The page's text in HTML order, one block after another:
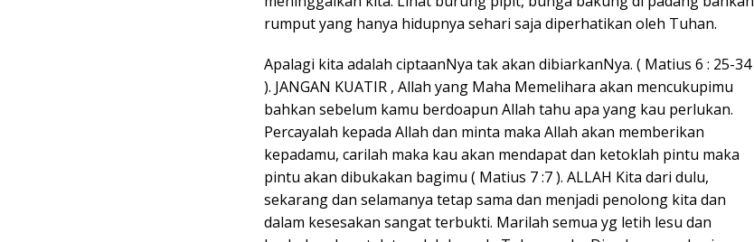
rumput yang hanya hidupnya sehari saja diperhatikan oleh Tuhan.
Apalagi kita adalah ciptaanNya tak akan dibiarkanNya. ( Matius 6 : 25-34
). JANGAN KUATIR , Allah yang Maha Memelihara akan mencukupimu
bahkan sebelum kamu berdoapun Allah tahu apa yang kau perlukan.
Percayalah kepada Allah dan minta maka Allah akan memberikan
kepadamu, carilah maka kau akan mendapat dan ketoklah pintu maka
pintu akan dibukakan bagimu ( Matius 7 :7 ). ALLAH Kita dari dulu,
sekarang dan selamanya tetap sama dan menjadi penolong kita dan
dalam kesesakan sangat terbukti. Marilah semua yg letih lesu dan